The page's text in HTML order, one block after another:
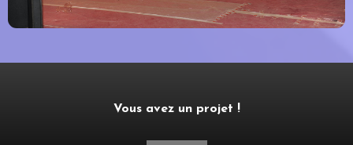
Vous avez un projet !